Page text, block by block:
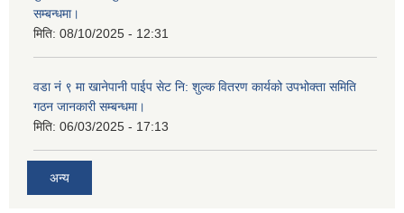
सम्बन्धमा।
मिति: 08/10/2025 - 12:31
वडा नं ९ मा खानेपानी पाईप सेट नि: शुल्क वितरण कार्यको उपभोक्ता समिति
गठन जानकारी सम्बन्धमा।
मिति: 06/03/2025 - 17:13
अन्य